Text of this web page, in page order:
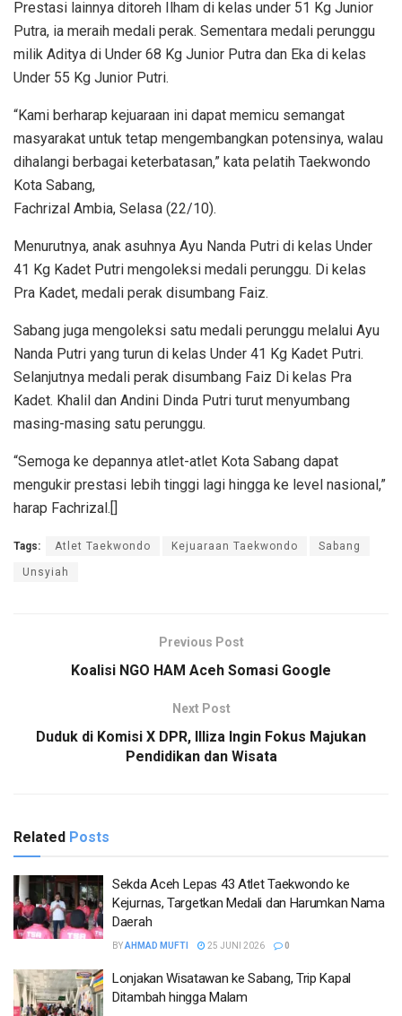
Prestasi lainnya ditoreh Ilham di kelas under 51 Kg Junior
Putra, ia meraih medali perak. Sementara medali perunggu
milik Aditya di Under 68 Kg Junior Putra dan Eka di kelas
Under 55 Kg Junior Putri.
“Kami berharap kejuaraan ini dapat memicu semangat
masyarakat untuk tetap mengembangkan potensinya, walau
dihalangi berbagai keterbatasan,” kata pelatih Taekwondo
Kota Sabang,
Fachrizal Ambia, Selasa (22/10).
Menurutnya, anak asuhnya Ayu Nanda Putri di kelas Under
41 Kg Kadet Putri mengoleksi medali perunggu. Di kelas
Pra Kadet, medali perak disumbang Faiz.
Sabang juga mengoleksi satu medali perunggu melalui Ayu
Nanda Putri yang turun di kelas Under 41 Kg Kadet Putri.
Selanjutnya medali perak disumbang Faiz Di kelas Pra
Kadet. Khalil dan Andini Dinda Putri turut menyumbang
masing-masing satu perunggu.
“Semoga ke depannya atlet-atlet Kota Sabang dapat
mengukir prestasi lebih tinggi lagi hingga ke level nasional,”
harap Fachrizal.[]
Tags: Atlet Taekwondo Kejuaraan Taekwondo Sabang
Unsyiah
Previous Post
Koalisi NGO HAM Aceh Somasi Google
Next Post
Duduk di Komisi X DPR, Illiza Ingin Fokus Majukan
Pendidikan dan Wisata
Related Posts
Sekda Aceh Lepas 43 Atlet Taekwondo ke
Kejurnas, Targetkan Medali dan Harumkan Nama
Daerah
BYAHMAD MUFTI 25 JUNI 2026 0
Lonjakan Wisatawan ke Sabang, Trip Kapal
Ditambah hingga Malam